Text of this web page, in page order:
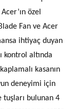
özel
Fan ve Acer
ihtiyaç duyan
kontrol altında
kasanın
deneyimi için
tuşları bulunan 4